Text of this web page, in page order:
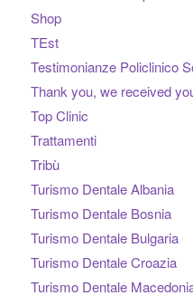
Shop
TEst
Testimonianze Policlinico
Thank you, we received
Top Clinic
Trattamenti
Tribù
Turismo Dentale Albania
Turismo Dentale Bosnia
Turismo Dentale Bulgaria
Turismo Dentale Croazia
Turismo Dentale